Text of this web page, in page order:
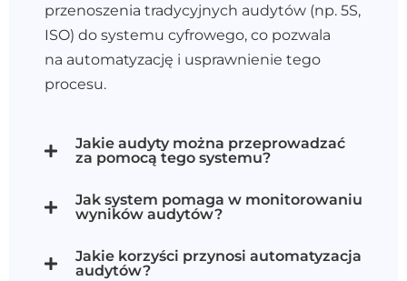
przenoszenia tradycyjnych audytów (np. 5S,
ISO) do systemu cyfrowego, co pozwala
na automatyzację i usprawnienie tego
procesu.
Jakie audyty można przeprowadzać
za pomocą tego systemu?
Jak system pomaga w monitorowaniu
wyników audytów?
Jakie korzyści przynosi automatyzacja
audytów?